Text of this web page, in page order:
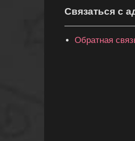
Связаться с
Обратная